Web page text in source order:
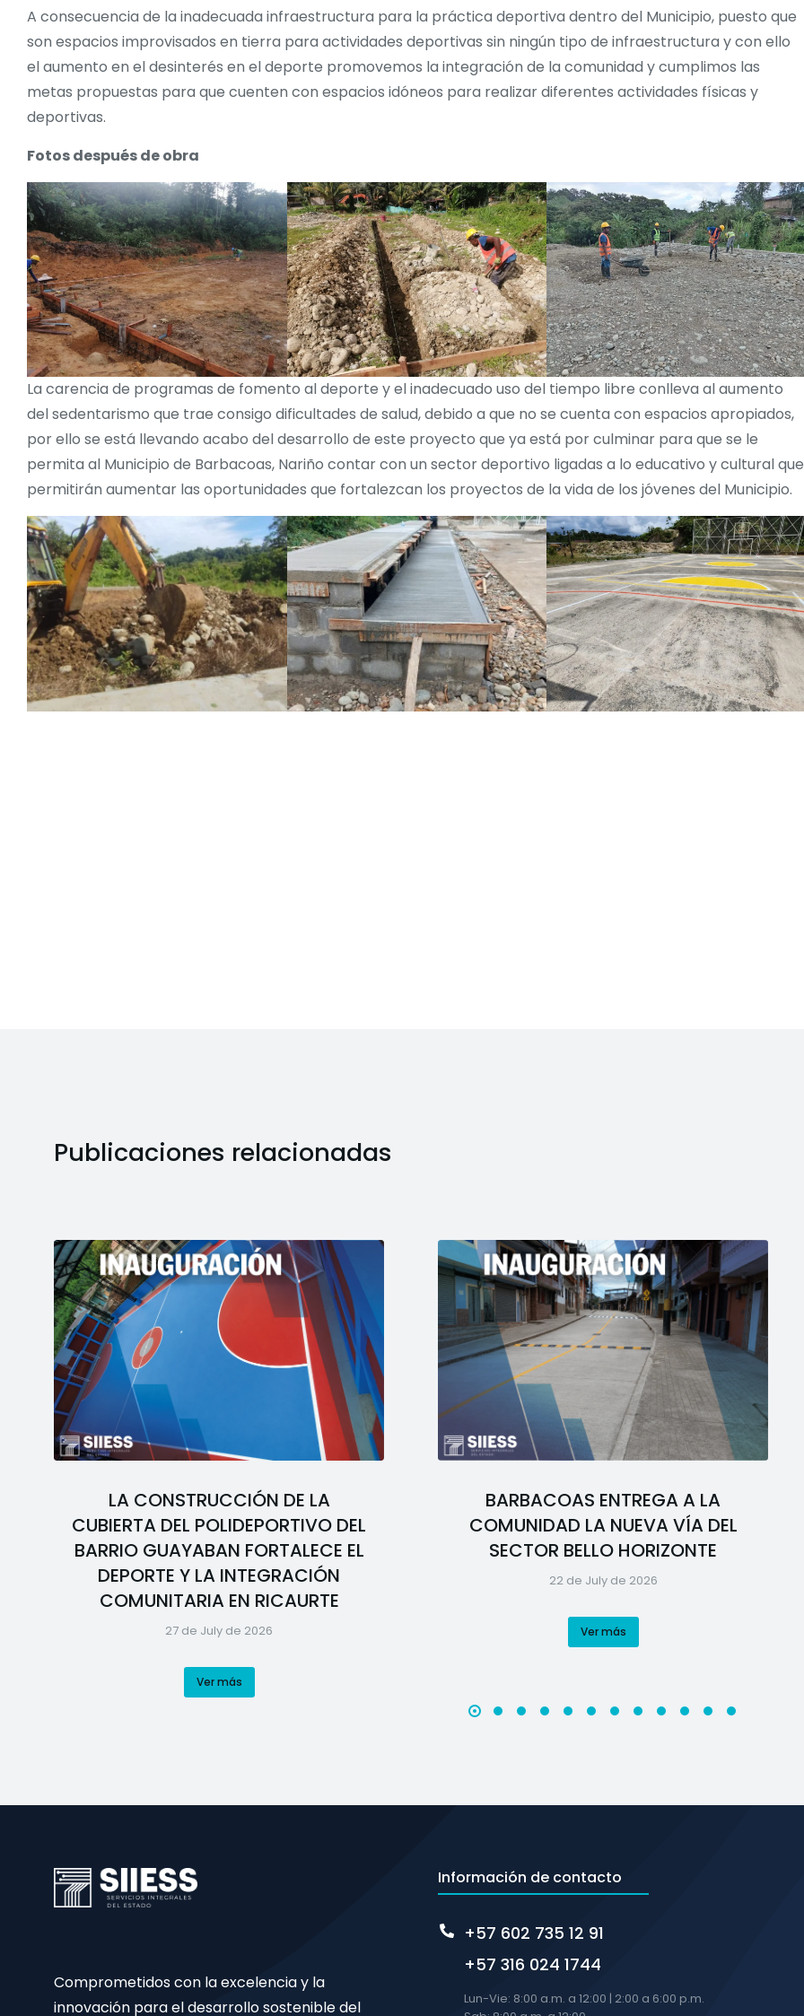
A consecuencia de la inadecuada infraestructura para la práctica deportiva dentro del Municipio, puesto que
son espacios improvisados en tierra para actividades deportivas sin ningún tipo de infraestructura y con ello
el aumento en el desinterés en el deporte promovemos la integración de la comunidad y cumplimos las
metas propuestas para que cuenten con espacios idóneos para realizar diferentes actividades físicas y
deportivas.
Fotos después de obra
La carencia de programas de fomento al deporte y el inadecuado uso del tiempo libre conlleva al aumento
del sedentarismo que trae consigo dificultades de salud, debido a que no se cuenta con espacios apropiados,
por ello se está llevando acabo del desarrollo de este proyecto que ya está por culminar para que se le
permita al Municipio de Barbacoas, Nariño contar con un sector deportivo ligadas a lo educativo y cultural que
permitirán aumentar las oportunidades que fortalezcan los proyectos de la vida de los jóvenes del Municipio.
Publicaciones relacionadas
LA CONSTRUCCIÓN DE LA
CUBIERTA DEL POLIDEPORTIVO DEL
BARRIO GUAYABAN FORTALECE EL
DEPORTE Y LA INTEGRACIÓN
COMUNITARIA EN RICAURTE
27 de July de 2026
Ver más
BARBACOAS ENTREGA A LA
COMUNIDAD LA NUEVA VÍA DEL
SECTOR BELLO HORIZONTE
22 de July de 2026
Ver más
Comprometidos con la excelencia y la
innovación para el desarrollo sostenible del
Información de contacto
+57 602 735 12 91
+57 316 024 1744
Lun-Vie: 8:00 a.m. a 12:00 | 2:00 a 6:00 p.m.